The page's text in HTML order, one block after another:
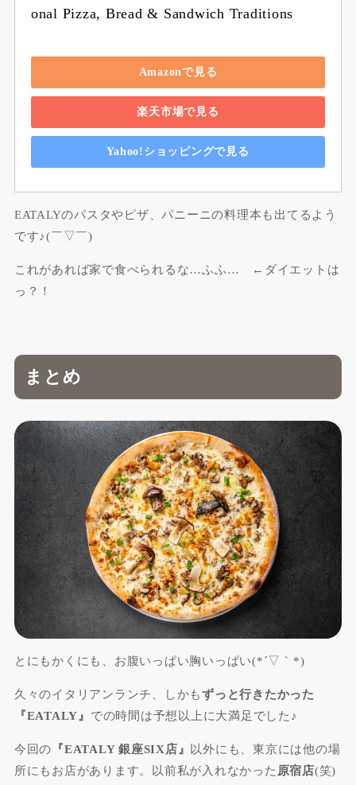
onal Pizza, Bread & Sandwich Traditions
Amazonで見る
楽天市場で見る
Yahoo!ショッピングで見る
EATALYのパスタやピザ、パニーニの料理本も出てるよう
です♪(￣▽￣)
これがあれば家で食べられるな…ふふ… ←ダイエットは
っ？！
まとめ
とにもかくにも、お腹いっぱい胸いっぱい(*´▽｀*)
久々のイタリアンランチ、しかもずっと行きたかった
『EATALY』 での時間は予想以上に大満足でした♪
今回の 『EATALY 銀座SIX店』 以外にも、東京には他の場
所にもお店があります。以前私が入れなかった 原宿店(笑)